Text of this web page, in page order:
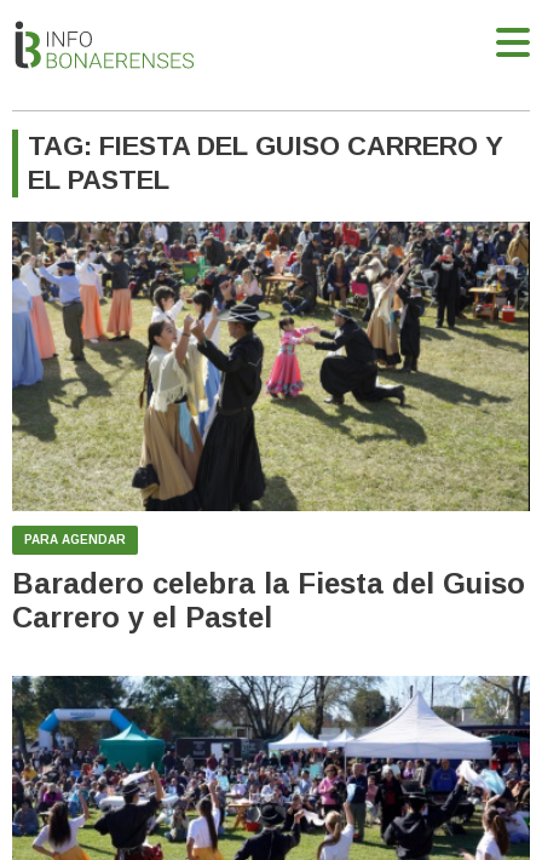
TAG: FIESTA DEL GUISO CARRERO Y
EL PASTEL
PARA AGENDAR
Baradero celebra la Fiesta del Guiso
Carrero y el Pastel